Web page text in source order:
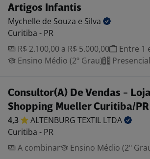
Artigos Infantis
Mychelle de Souza e Silva
Curitiba - PR
R$ 2.100,00 a R$ 5.000,00
Entre 1
Ensino Médio (2º Grau)
Presencial
Consultor(A) De Vendas -
Shopping Mueller Curitiba/PR
4,3 ALTENBURG TEXTIL LTDA
Curitiba - PR
A combinar
Ensino Médio (2º